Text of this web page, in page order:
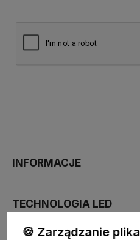
INFORMACJE
TECHNOLOGIA LED
🍪 Zarządzanie